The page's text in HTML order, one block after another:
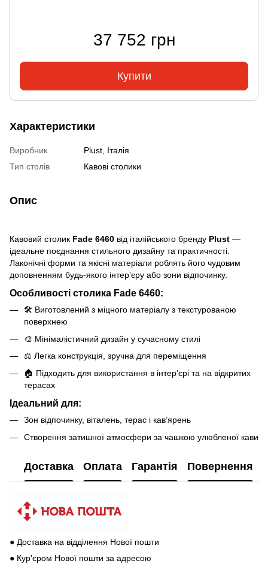
37 752 грн
Купити
Характеристики
Виробник
Plust, Італія
Тип столів
Кавові столики
Опис
Кавовий столик Fade 6460 від італійського бренду Plust —
ідеальне поєднання стильного дизайну та практичності.
Лаконічні форми та якісні матеріали роблять його чудовим
доповненням будь-якого інтер’єру або зони відпочинку.
Особливості столика Fade 6460:
🛠 Виготовлений з міцного матеріалу з текстурованою
поверхнею
🎨 Мінімалістичний дизайн у сучасному стилі
⚖ Легка конструкція, зручна для переміщення
🏠 Підходить для використання в інтер’єрі та на відкритих
терасах
Ідеальний для:
Зон відпочинку, віталень, терас і кав’ярень
Створення затишної атмосфери за чашкою улюбленої кави
Доставка Оплата Гарантія Повернення
● Доставка на відділення Нової пошти
● Кур'єром Нової пошти за адресою